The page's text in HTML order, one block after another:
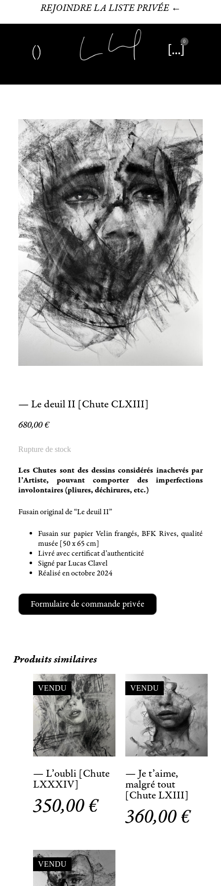
REJOINDRE LA LISTE PRIVÉE ←
0
— Le deuil II [Chute CLXIII]
680,00€
Rupture de stock
Les Chutes sont des dessins considérés inachevés par
l’Artiste, pouvant comporter des imperfections
involontaires (pliures, déchirures, etc.)
Fusain original de “Le deuil II”
Fusain sur papier Velin frangés, BFK Rives, qualité
musée [50 x 65 cm]
Livré avec certificat d’authenticité
Signé par Lucas Clavel
Réalisé en octobre 2024
Formulaire de commande privée
Produits similaires
VENDU
— L’oubli [Chute
LXXXIV]
350,00€
VENDU
— Je t’aime,
malgré tout
[Chute LXIII]
360,00€
VENDU